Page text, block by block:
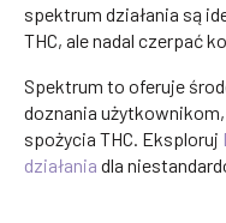
spektrum działania są
THC, ale nadal czerpać
Spektrum to oferuje
doznania
spożycia THC. Eksploruj
działania dla